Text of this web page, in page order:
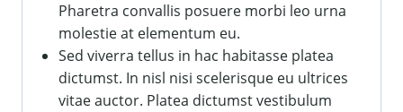
Pharetra convallis posuere morbi leo urna
molestie at elementum eu.
Sed viverra tellus in hac habitasse platea
dictumst. In nisl nisi scelerisque eu ultrices
vitae auctor. Platea dictumst vestibulum